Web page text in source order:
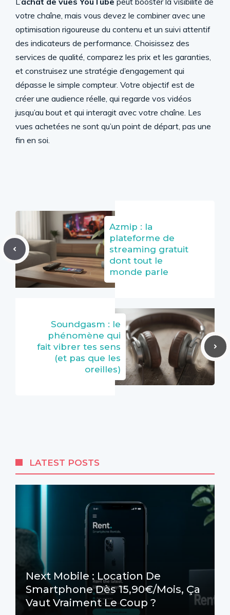
votre chaîne, mais vous devez le combiner avec une
optimisation rigoureuse du contenu et un suivi attentif
des indicateurs de performance. Choisissez des
services de qualité, comparez les prix et les garanties,
et construisez une stratégie d’engagement qui
dépasse le simple compteur. Votre objectif est de
créer une audience réelle, qui regarde vos vidéos
jusqu’au bout et qui interagit avec votre chaîne. Les
vues achetées ne sont qu’un point de départ, pas une
fin en soi.
Azmip : la
plateforme de
streaming gratuit
dont tout le
monde parle
Soundgasm : le
phénomène qui
fait vibrer tes sens
(et pas que les
oreilles)
LATEST POSTS
Next Mobile : Location De
Smartphone Dès 15,90€/mois, Ça
Vaut Vraiment Le Coup ?